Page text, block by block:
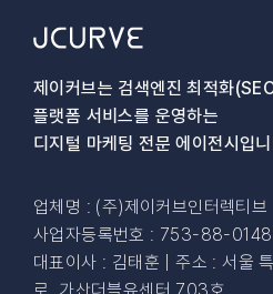
제이커브는 검색엔진 최적화
플랫폼 서비스를 운영하는
디지털 마케팅 전문 에이전시입
업체명 : (주)제이커브인터렉티브
사업자등록번호 : 753-88-
대표이사 : 김태훈 | 주소 : 서울
로, 가산더블유센터 703호